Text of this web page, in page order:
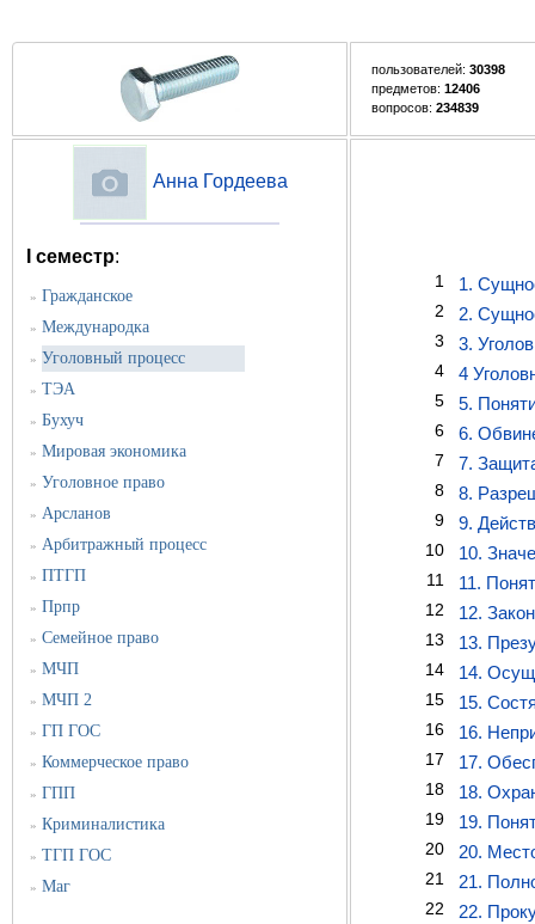
пользователей: 30398
предметов: 12406
вопросов: 234839
Анна Гордеева
I семестр:
» Гражданское
» Международка
» Уголовный процесс
» ТЭА
» Бухуч
» Мировая экономика
» Уголовное право
» Арсланов
» Арбитражный процесс
» ПТГП
» Прпр
» Семейное право
» МЧП
» МЧП 2
» ГП ГОС
» Коммерческое право
» ГПП
» Криминалистика
» ТГП ГОС
» Маг
1 1.
2 2.
3 3.
4 4
5 5.
6 6.
7 7.
8 8.
9 9.
10 10.
11 11.
12 12.
13 13.
14 14.
15 15.
16 16.
17 17.
18 18.
19 19.
20 20.
21 21.
22 22.